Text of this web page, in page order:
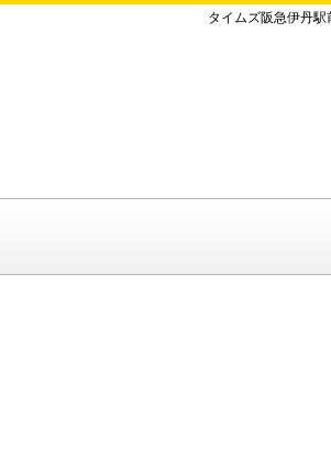
タイムズ阪急伊丹駅